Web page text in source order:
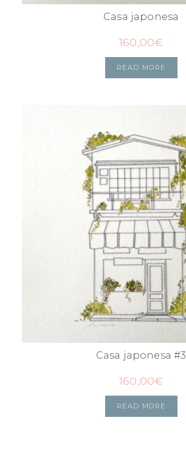
Casa japonesa
160,00€
READ MORE
Casa japonesa #3
160,00€
READ MORE